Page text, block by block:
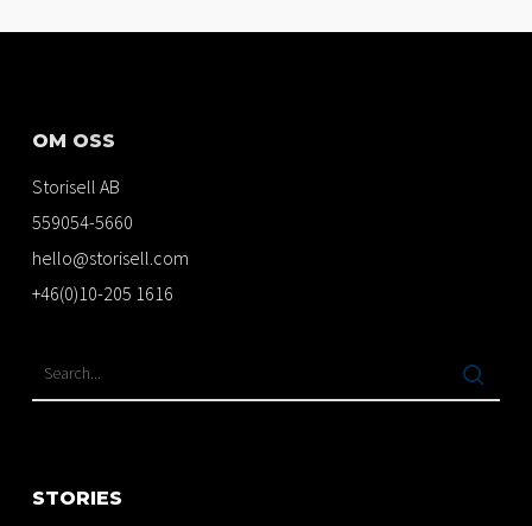
OM OSS
Storisell AB
559054-5660
hello@storisell.com
+46(0)10-205 1616
STORIES